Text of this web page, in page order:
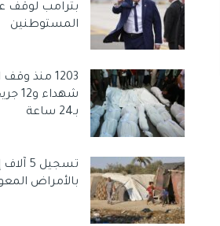
بترامب لوقف
المستوطنين
بـ24 ساعة
تسجيل
بالأمراض